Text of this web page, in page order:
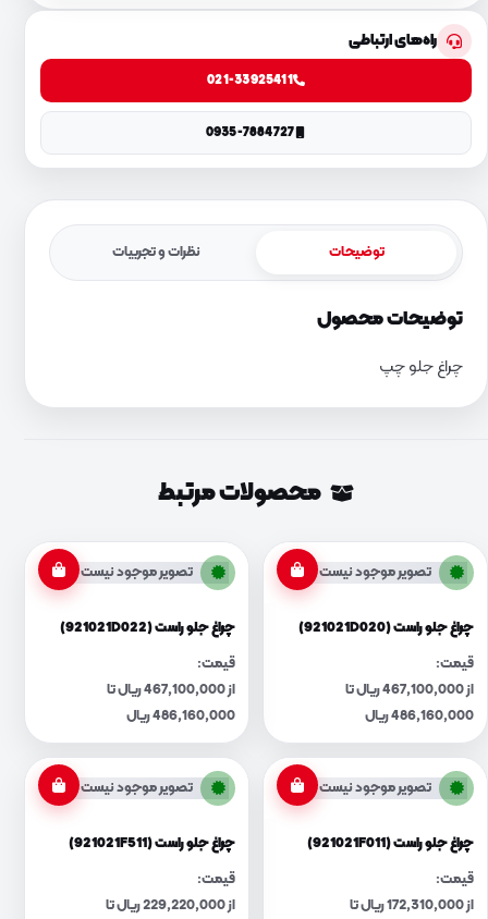
راه‌های ارتباطی
021-33925411
0935-7884727
توضیحات نظرات و تجربیات
توضیحات محصول
چراغ جلو چپ
محصولات مرتبط
تصویر موجود نیست
چراغ جلو راست (921021D020)
قیمت:
از 467,100,000 ریال تا
486,160,000 ریال
تصویر موجود نیست
چراغ جلو راست (921021D022)
قیمت:
از 467,100,000 ریال تا
486,160,000 ریال
تصویر موجود نیست
چراغ جلو راست (921021F011)
قیمت:
از 172,310,000 ریال تا
تصویر موجود نیست
چراغ جلو راست (921021F511)
قیمت:
از 229,220,000 ریال تا